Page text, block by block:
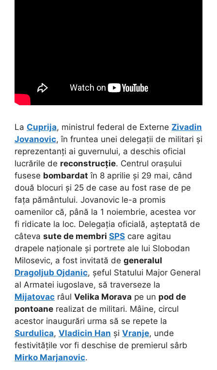
La Cuprija, ministrul federal de Externe Zivadin
Jovanovic, în fruntea unei delegații de militari și
reprezentanți ai guvernului, a deschis oficial
lucrările de reconstrucție. Centrul orașului
fusese bombardat în 8 aprilie și 29 mai, când
două blocuri și 25 de case au fost rase de pe
fața pământului. Jovanovic le-a promis
oamenilor că, până la 1 noiembrie, acestea vor
fi ridicate la loc. Delegația oficială, așteptată de
câteva sute de membri SPS care agitau
drapele naționale și portrete ale lui Slobodan
Milosevic, a fost invitată de generalul
Dragoljub Ojdanic, șeful Statului Major General
al Armatei iugoslave, să traverseze la
Mijatovac râul Velika Morava pe un pod de
pontoane realizat de militari. Mâine, circul
acestor inaugurări urma să se repete la
Surdulica, Vladicin Han și Vranje, unde
festivitățile vor fi deschise de premierul sârb
Mirko Marjanovic.